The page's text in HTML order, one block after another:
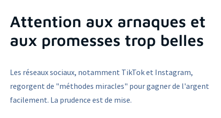
Attention aux arnaques et
aux promesses trop belles
Les réseaux sociaux, notamment TikTok et Instagram,
regorgent de "méthodes miracles" pour gagner de l'argent
facilement. La prudence est de mise.